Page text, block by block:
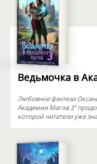
Ведьмочка в
Любовное фэнтези
Академии Магов 3"
которой читатели уже